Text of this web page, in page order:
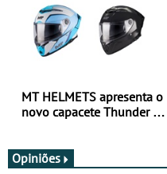
MT HELMETS apresenta o
novo capacete Thunder 4 R
Opiniões